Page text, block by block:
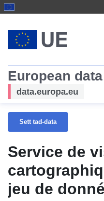
European data
data.europa.eu
Sett tad-data
Service de
jeu de